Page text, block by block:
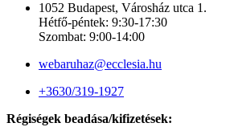
1052 Budapest, Városház utca 1.
Hétfő-péntek: 9:30-17:30
Szombat: 9:00-14:00
webaruhaz@ecclesia.hu
+3630/319-1927
Régiségek beadása/kifizetések: